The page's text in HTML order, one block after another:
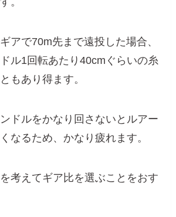
アで70m先まで遠投した場合、
ル1回転あたり40cmぐらいの糸
もあり得ます。
ドルをかなり回さないとルアー
なるため、かなり疲れます。
考えてギア比を選ぶことをおす